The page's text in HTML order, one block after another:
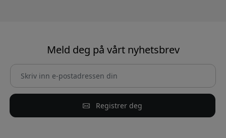
Meld deg på vårt nyhetsbrev
Registrer deg